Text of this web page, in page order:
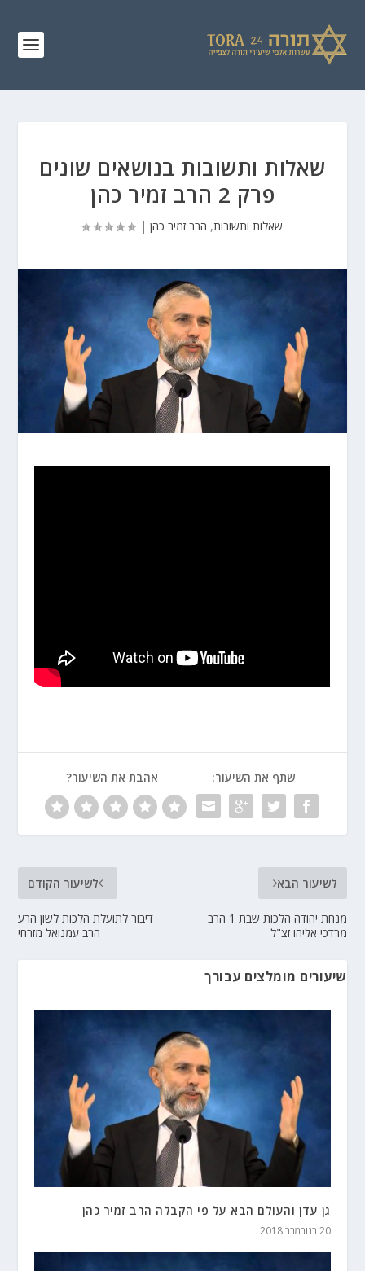
שאלות ותשובות בנושאים שונים
פרק 2 הרב זמיר כהן
שאלות ותשובות, הרב זמיר כהן |
שתף את השיעור: אהבת את השיעור?
לשיעור הקודם
דיבור לתועלת הלכות לשון הרע
הרב עמנואל מזרחי
לשיעור הבא
מנחת יהודה הלכות שבת 1 הרב
מרדכי אליהו זצ"ל
שיעורים מומלצים עבורך
גן עדן והעולם הבא על פי הקבלה הרב זמיר כהן
20 בנובמבר 2018